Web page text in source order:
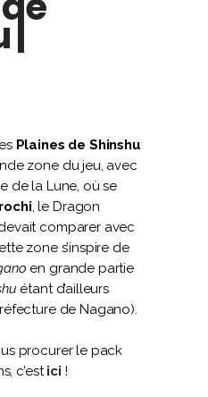
Plaines de Shinshu
zone du jeu, avec
de la Lune, où se
, le Dragon
comparer avec
zone s’inspire de
en grande partie
étant d’ailleurs
de Nagano).
procurer le pack
c’estici !